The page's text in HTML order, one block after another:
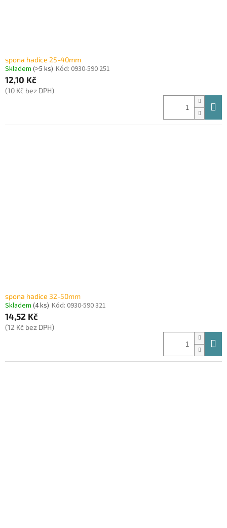
spona hadice 25-40mm
Skladem (>5 ks) Kód: 0930-590 251
12,10 Kč
(10 Kč bez DPH)
spona hadice 32-50mm
Skladem (4 ks) Kód: 0930-590 321
14,52 Kč
(12 Kč bez DPH)